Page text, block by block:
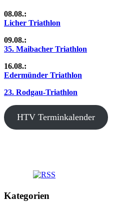
08.08.:
Licher Triathlon
09.08.:
35. Maibacher Triathlon
16.08.:
Edermünder Triathlon
23. Rodgau-Triathlon
HTV Terminkalender
Kategorien